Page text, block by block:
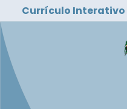
Currículo Interativo